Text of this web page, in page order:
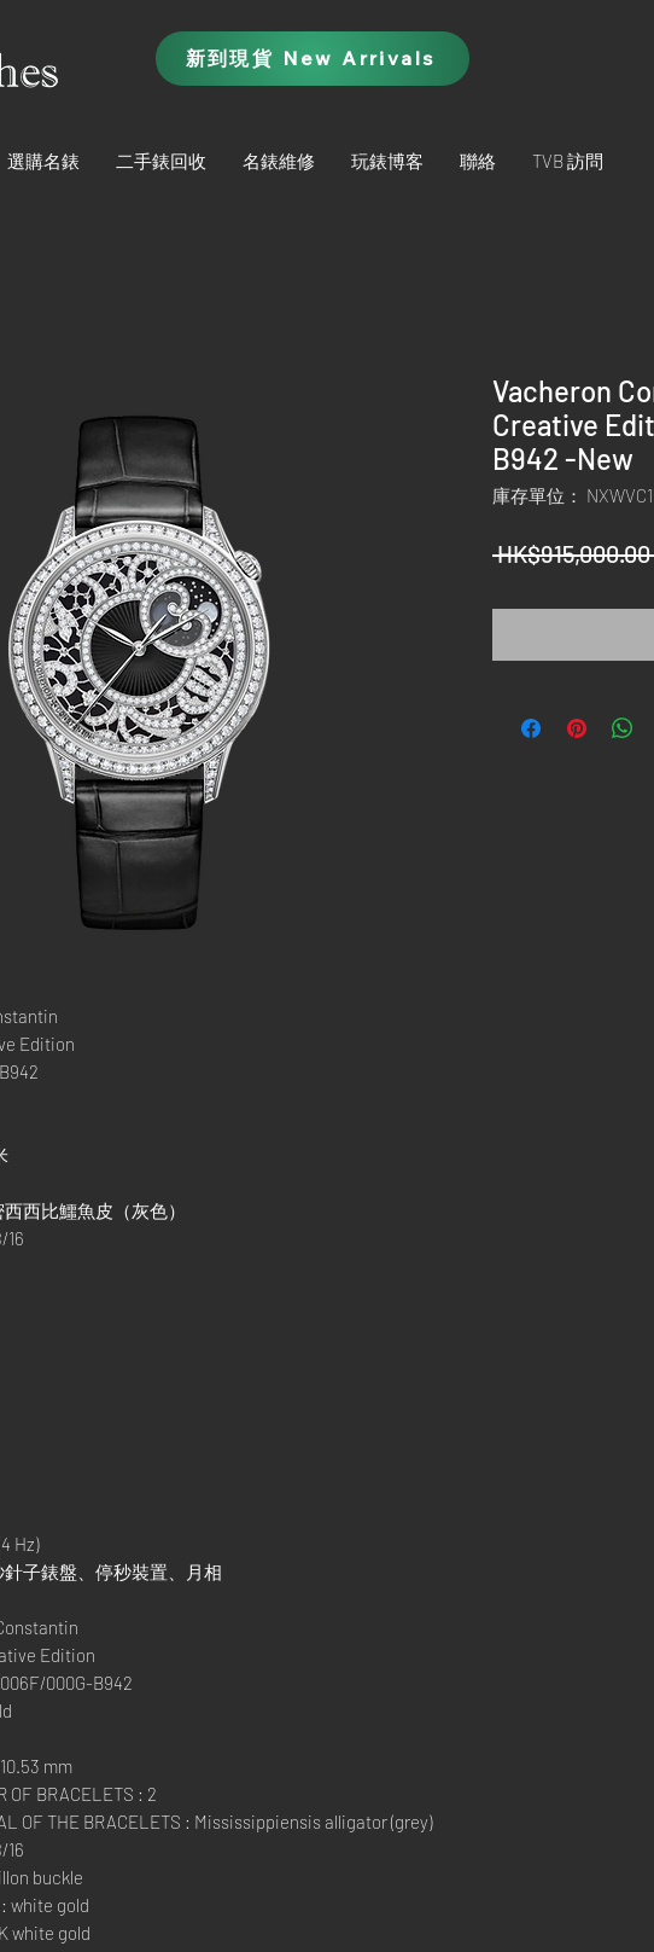
新到現貨 New Arrivals
選購名錶 二手錶回收 名錶維修 玩錶博客 聯絡 TVB 訪問
Edition
西比鱷魚皮（灰色）
16
Hz)
子錶盤、停秒裝置、月相
Edition
000G-B942
mm
OF BRACELETS : 2
OF THE BRACELETS : Mississippiensis alligator (grey)
16
buckle
white gold
white gold
Vacheron
Creative
B942 -New
庫存單位：
HK$915,000.00